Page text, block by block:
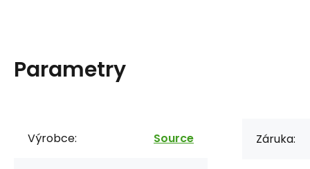
Parametry
Výrobce: Source Záruka: